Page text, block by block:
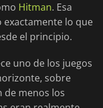
Hitman. Esa
lo que
el principio.
uno de los juegos
sobre
de menos los